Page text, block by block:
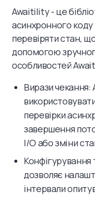
Awaitility - це
асинхронного коду
перевіряти стан,
допомогою
особливостей
Вирази
перевірки
завершення
I/O або зміни
дозволяє
інтервали